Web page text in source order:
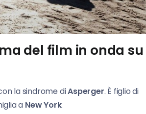
del film in onda su
la sindrome diAsperger. È figlio di
a New York.